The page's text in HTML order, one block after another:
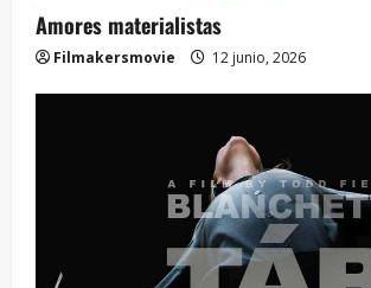
Amores materialistas
Filmakersmovie 12 junio, 2026